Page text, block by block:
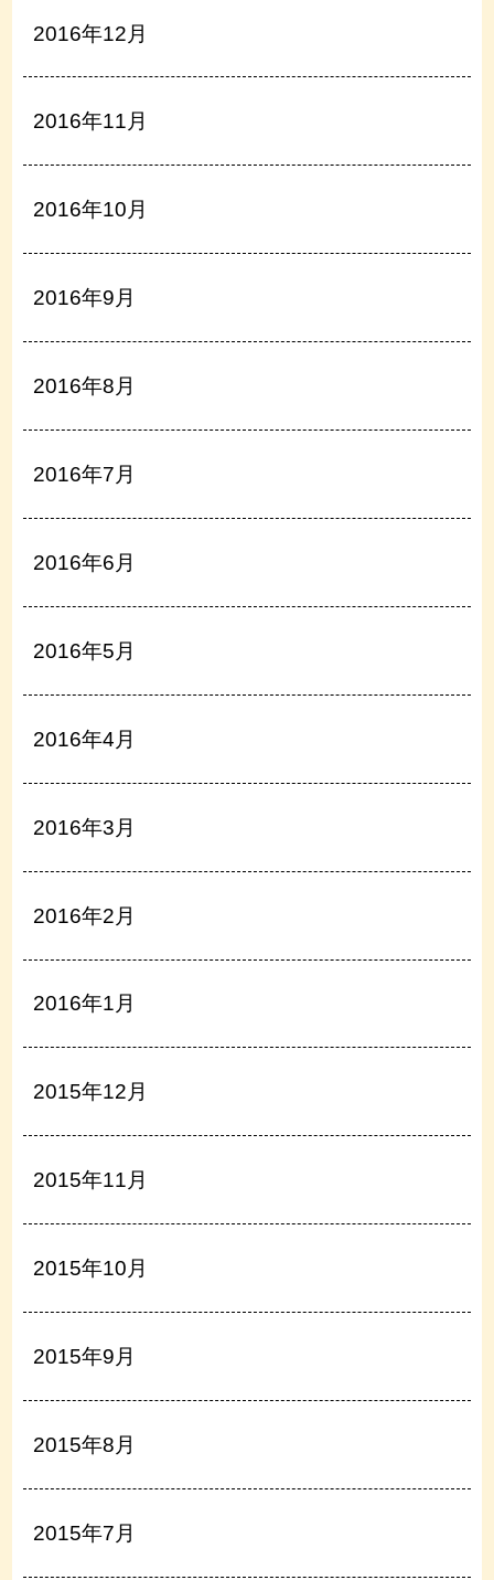
2016年12月
2016年11月
2016年10月
2016年9月
2016年8月
2016年7月
2016年6月
2016年5月
2016年4月
2016年3月
2016年2月
2016年1月
2015年12月
2015年11月
2015年10月
2015年9月
2015年8月
2015年7月